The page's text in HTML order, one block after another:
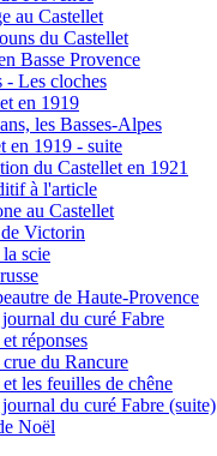
au Castellet
du Castellet
Basse Provence
- Les cloches
en 1919
les Basses-Alpes
en 1919 - suite
du Castellet en 1921
à l'article
au Castellet
Victorin
scie
de Haute-Provence
du curé Fabre
réponses
du Rancure
les feuilles de chêne
du curé Fabre (suite)
Noël